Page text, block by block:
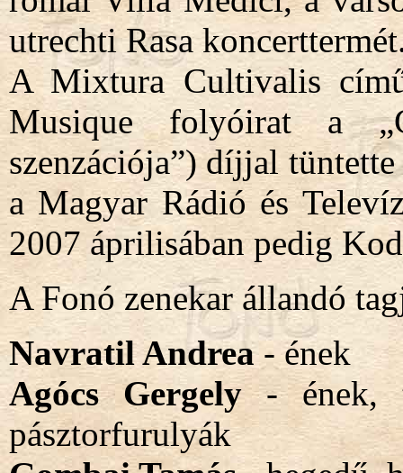
utrechti Rasa
A Mixtura Cultivalis
Musique folyóirat a
szenzációja”) díjjal
a Magyar Rádió és
2007 áprilisában pedig
A Fonó zenekar állandó
Navratil Andrea- ének
Agócs Gergely- ének,
pásztorfurulyák